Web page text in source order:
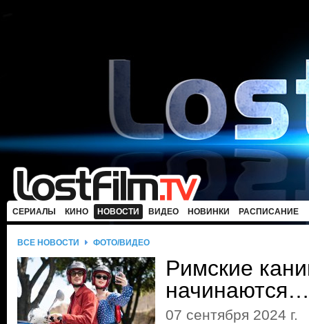
СЕРИАЛЫ КИНО НОВОСТИ ВИДЕО НОВИНКИ РАСПИСАНИЕ
ВСЕ НОВОСТИ ФОТО/ВИДЕО
Римские
начинаются…
07 сентября 2024 г.